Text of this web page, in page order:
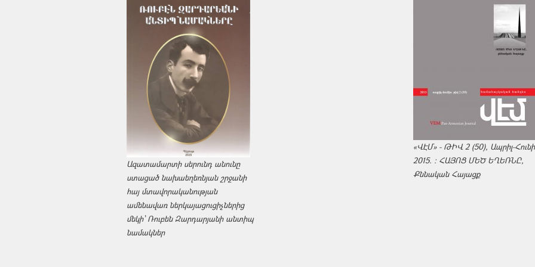
Ազատամարտի սերունդ անունը
ստացած նախաեղեռնյան շրջանի
հայ մտավորականության
ամենավառ ներկայացուցիչներից
մեկի՝ Ռուբեն Զարդարյանի անտիպ
նամակներ
«ՎԷՄ» - ԹԻՎ 2 (50), Ապրիլ-
2015. : ՀԱՅՈՑ ՄԵԾ ԵՂԵՌՆԸ,
Քննական Հայացք